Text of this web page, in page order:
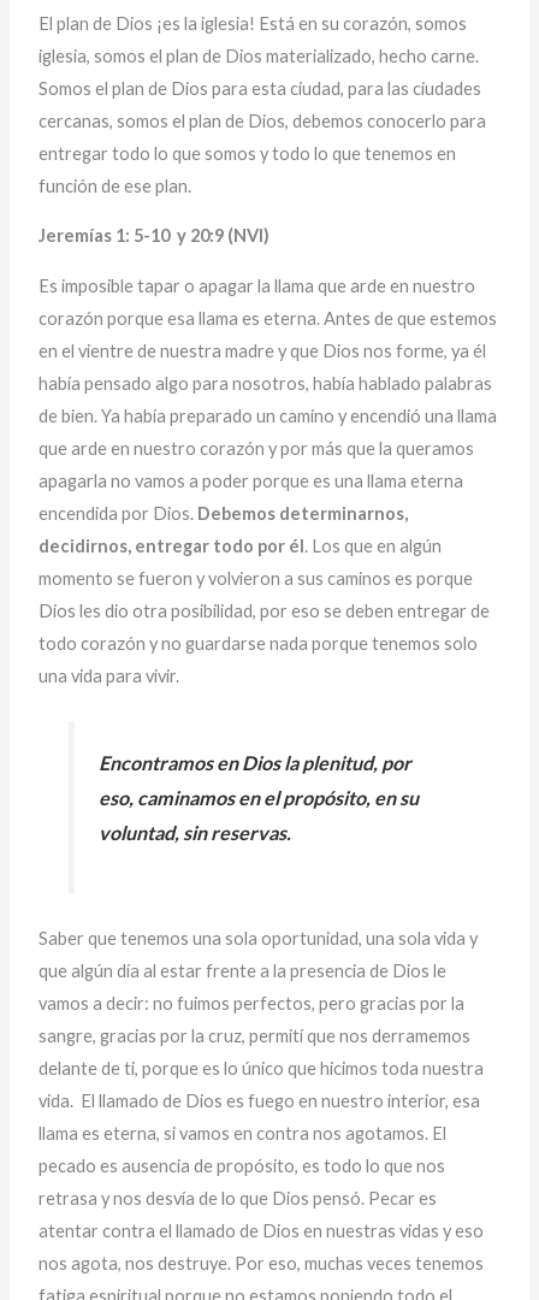
El plan de Dios ¡es la iglesia! Está en su corazón, somos
iglesia, somos el plan de Dios materializado, hecho carne.
Somos el plan de Dios para esta ciudad, para las ciudades
cercanas, somos el plan de Dios, debemos conocerlo para
entregar todo lo que somos y todo lo que tenemos en
función de ese plan.
Jeremías 1: 5-10 y 20:9 (NVI)
Es imposible tapar o apagar la llama que arde en nuestro
corazón porque esa llama es eterna. Antes de que estemos
en el vientre de nuestra madre y que Dios nos forme, ya él
había pensado algo para nosotros, había hablado palabras
de bien. Ya había preparado un camino y encendió una llama
que arde en nuestro corazón y por más que la queramos
apagarla no vamos a poder porque es una llama eterna
encendida por Dios. Debemos determinarnos,
decidirnos, entregar todo por él. Los que en algún
momento se fueron y volvieron a sus caminos es porque
Dios les dio otra posibilidad, por eso se deben entregar de
todo corazón y no guardarse nada porque tenemos solo
una vida para vivir.
Encontramos en Dios la plenitud, por
eso, caminamos en el propósito, en su
voluntad, sin reservas.
Saber que tenemos una sola oportunidad, una sola vida y
que algún día al estar frente a la presencia de Dios le
vamos a decir: no fuimos perfectos, pero gracias por la
sangre, gracias por la cruz, permití que nos derramemos
delante de ti, porque es lo único que hicimos toda nuestra
vida. El llamado de Dios es fuego en nuestro interior, esa
llama es eterna, si vamos en contra nos agotamos. El
pecado es ausencia de propósito, es todo lo que nos
retrasa y nos desvía de lo que Dios pensó. Pecar es
atentar contra el llamado de Dios en nuestras vidas y eso
nos agota, nos destruye. Por eso, muchas veces tenemos
fatiga espiritual porque no estamos poniendo todo el